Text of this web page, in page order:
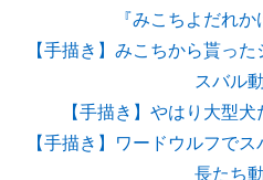
『みこちよだれか
【手描き】みこちから貰っ
スバル動
【手描き】やはり大型
【手描き】ワードウルフで
長たち動